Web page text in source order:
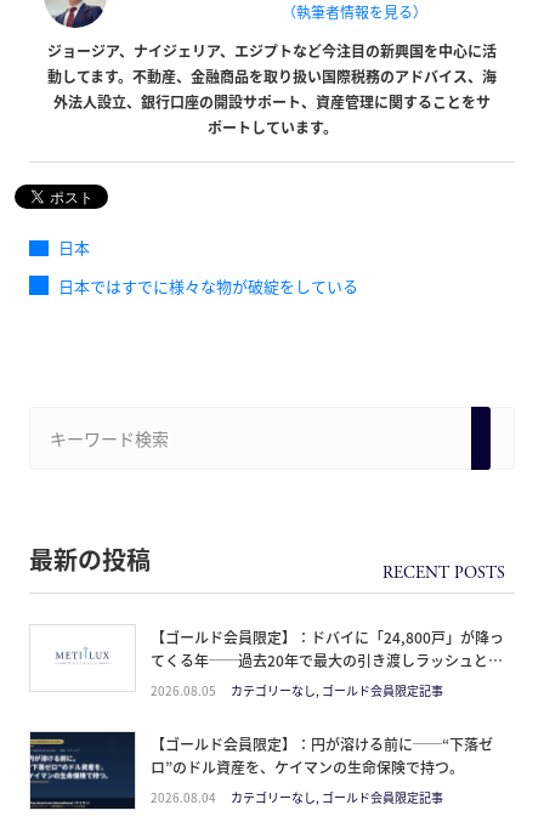
（執筆者情報を見る）
ジョージア、ナイジェリア、エジプトなど今注目の新興国を中心に活
動してます。不動産、金融商品を取り扱い国際税務のアドバイス、海
外法人設立、銀行口座の開設サポート、資産管理に関することをサ
ポートしています。
日本
日本ではすでに様々な物が破綻をしている
最新の投稿
【ゴールド会員限定】：ドバイに「24,800戸」が降っ
てくる年──過去20年で最大の引き渡しラッシュと、
ミサイルが崩した“安全神話”。2027年の供給ピーク
2026.08.05 カテゴリーなし, ゴールド会員限定記事
【ゴールド会員限定】：円が溶ける前に──“下落ゼ
ロ”のドル資産を、ケイマンの生命保険で持つ。
2026.08.04 カテゴリーなし, ゴールド会員限定記事